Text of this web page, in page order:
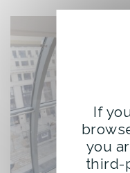
If
you
third-